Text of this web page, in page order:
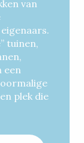
van
tuinen,
een
plek die